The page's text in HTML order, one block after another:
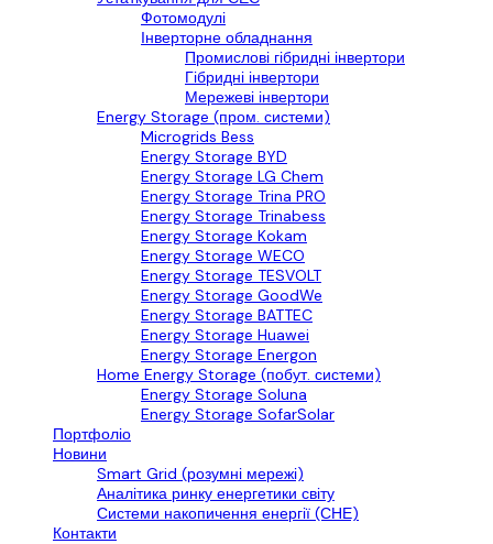
Фотомодулі
Інверторне обладнання
Промислові гібридні інвертори
Гібридні інвертори
Мережеві інвертори
Energy Storage (пром. системи)
Microgrids Bess
Energy Storage BYD
Energy Storage LG Chem
Energy Storage Trina PRO
Energy Storage Trinabess
Energy Storage Kokam
Energy Storage WECO
Energy Storage TESVOLT
Energy Storage GoodWe
Energy Storage BATTEC
Energy Storage Huawei
Energy Storage Energon
Home Energy Storage (побут. системи)
Energy Storage Soluna
Energy Storage SofarSolar
Портфоліо
Новини
Smart Grid (розумні мережі)
Аналітика ринку енергетики світу
Системи накопичення енергії (СНЕ)
Контакти